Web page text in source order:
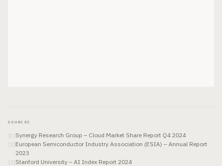
SOURCES
[1 ]Synergy Research Group – Cloud Market Share Report Q4 2024
[2]European Semiconductor Industry Association (ESIA) – Annual Report
2023
[ 3]Stanford University – AI Index Report 2024